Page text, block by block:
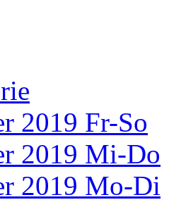
2019 Fr-So
2019 Mi-Do
2019 Mo-Di